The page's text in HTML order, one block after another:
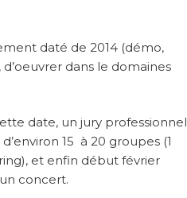
daté de 2014 (démo,
dans le domaines
date, un jury professionnel
15 à 20 groupes (1
et enfin début février
concert.